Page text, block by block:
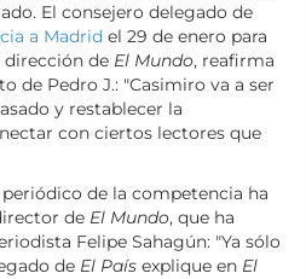
El consejero delegado de
a Madrid el 29 de enero para
de El Mundo, reafirma
de Pedro J.: "Casimiro va a ser
y restablecer la
con ciertos lectores que
de la competencia ha
de El Mundo, que ha
Felipe Sahagún: "Ya sólo
de El País explique en El